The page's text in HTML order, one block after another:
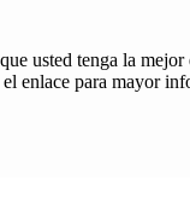
usted tenga la
enlace para mayor